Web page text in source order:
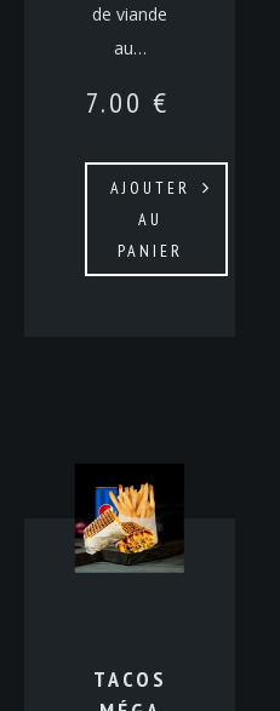
de viande
au…
7.00 €
AJOUTER
AU
PANIER
TACOS